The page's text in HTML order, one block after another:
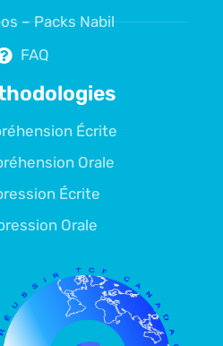
– Packs Nabil
FAQ
Écrite
Orale
Écrite
Orale